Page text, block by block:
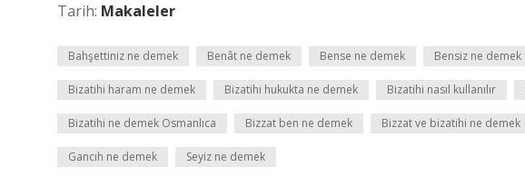
Tarih: Makaleler
Bahşettiniz ne demek Benât ne demek Bense ne demek Bensiz ne demek
Bizatihi haram ne demek Bizatihi hukukta ne demek Bizatihi nasıl kullanılır
Bizatihi ne demek Osmanlıca Bizzat ben ne demek Bizzat ve bizatihi ne demek
Gancıh ne demek Seyiz ne demek